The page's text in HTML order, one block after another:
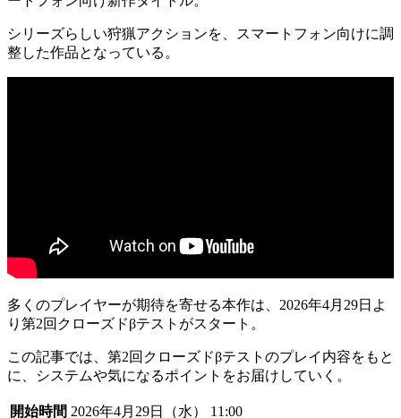
シリーズらしい狩猟アクションを、スマートフォン向けに調
整した作品となっている。
多くのプレイヤーが期待を寄せる本作は、2026年4月29日よ
り 第2回クローズドβテストがスタート 。
この記事では、第2回クローズドβテストのプレイ内容をもと
に、システムや気になるポイントをお届けしていく。
開始時間 2026年4月29日（水） 11:00